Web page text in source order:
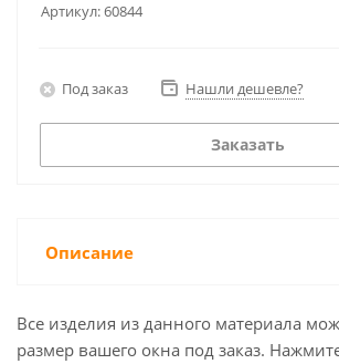
Артикул:60844
Под заказ Нашли дешевле?
Заказать
Описание
Все изделия из данного материала
размер вашего окна под заказ.